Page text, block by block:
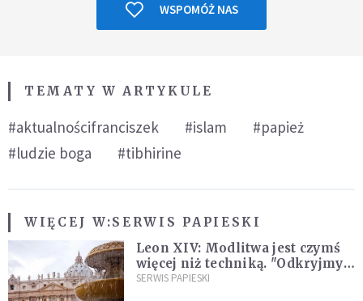
WSPOMÓŻ NAS
TEMATY W ARTYKULE
#aktualnościfranciszek #islam
#papież
#ludzie boga
#tibhirine
WIĘCEJ W:SERWIS PAPIESKI
Leon XIV: Modlitwa jest czymś
więcej niż techniką. "Odkryjmy
ją na nowo"
SERWIS PAPIESKI